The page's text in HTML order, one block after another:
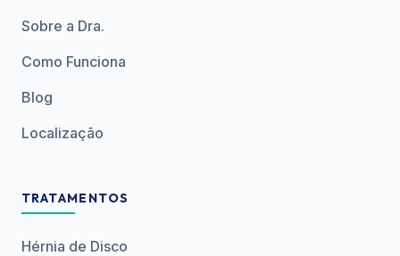
Sobre a Dra.
Como Funciona
Blog
Localização
TRATAMENTOS
Hérnia de Disco